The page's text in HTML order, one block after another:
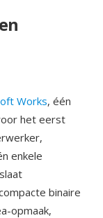
Works, één
het eerst
enkele
binaire
opmaak,